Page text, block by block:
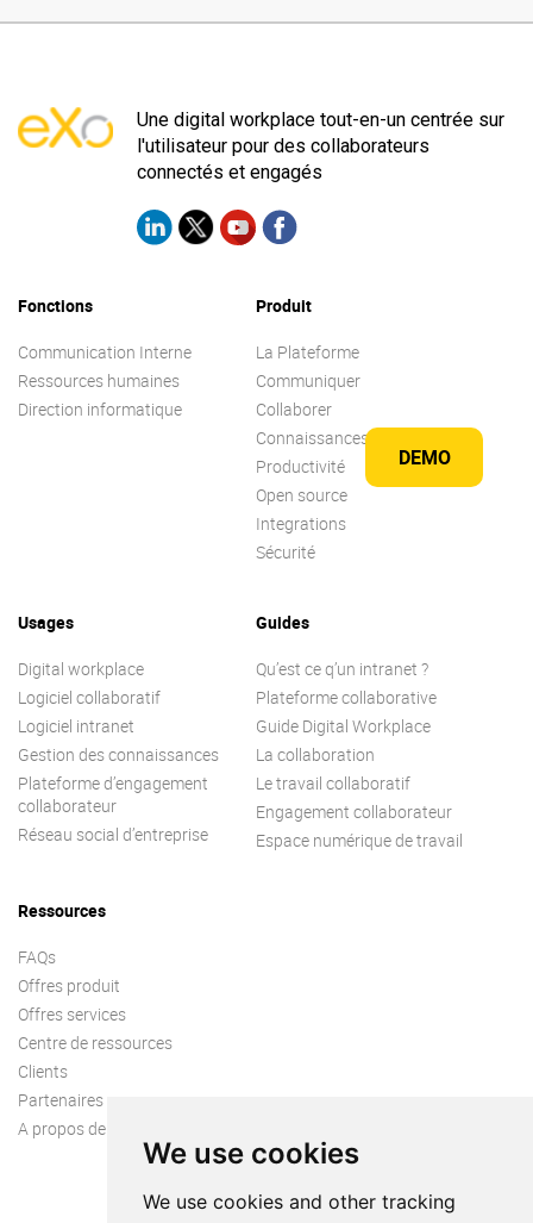
We use cookies
We use cookies and other tracking
DEMO
Une digital workplace tout-en-un centrée sur
l'utilisateur pour des collaborateurs
connectés et engagés
Fonctions
Communication Interne
Ressources humaines
Direction informatique
Produit
La Plateforme
Communiquer
Collaborer
Connaissances
Productivité
Open source
Integrations
Sécurité
Usages
Digital workplace
Logiciel collaboratif
Logiciel intranet
Gestion des connaissances
Plateforme d’engagement
collaborateur
Réseau social d’entreprise
Guides
Qu’est ce q’un intranet ?
Plateforme collaborative
Guide Digital Workplace
La collaboration
Le travail collaboratif
Engagement collaborateur
Espace numérique de travail
Ressources
FAQs
Offres produit
Offres services
Centre de ressources
Clients
Partenaires
A propos de nous